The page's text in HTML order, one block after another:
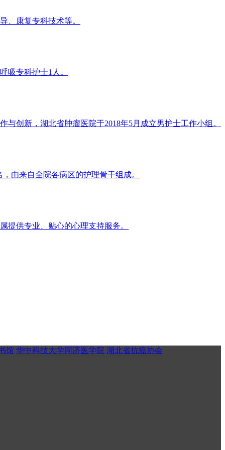
、康复专科技术等。
吸专科护士1人。
创新，湖北省肿瘤医院于2018年5月成立男护士工作小组。
由来自全院各病区的护理骨干组成。
提供专业、贴心的心理支持服务。
馆 华中科技大学同济医学院 湖北省抗癌协会